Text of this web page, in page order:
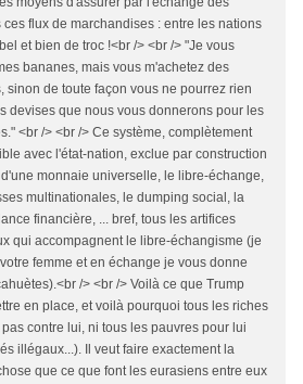
ces flux de marchandises : entre les nations
et bien de troc !<br /> <br /> "Je vous
bananes, mais vous m'achetez des
sinon de toute façon vous ne pourrez rien
devises que nous vous donnerons pour les
<br /> <br /> Ce système, complètement
avec l'état-nation, exclue par construction
d'une monnaie universelle, le libre-échange,
multinationales, le dumping social, la
financière, ... bref, tous les artifices
qui accompagnent le libre-échangisme (je
femme et en échange je vous donne
/> <br /> Voilà ce que Trump
en place, et voilà pourquoi tous les riches
contre lui, ni tous les pauvres pour lui
illégaux...). Il veut faire exactement la
que ce que font les eurasiens entre eux